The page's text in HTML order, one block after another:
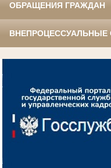
ОБРАЩЕНИЯ ГРАЖДАН
ВНЕПРОЦЕССУАЛЬНЫЕ